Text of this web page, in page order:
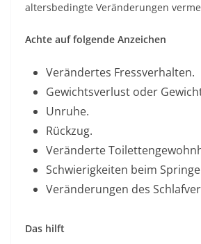
altersbedingte Veränderungen
Achte auf folgende Anzeichen
Verändertes Fressverhalten.
Gewichtsverlust oder
Unruhe.
Rückzug.
Veränderte
Schwierigkeiten beim
Veränderungen des
Das hilft